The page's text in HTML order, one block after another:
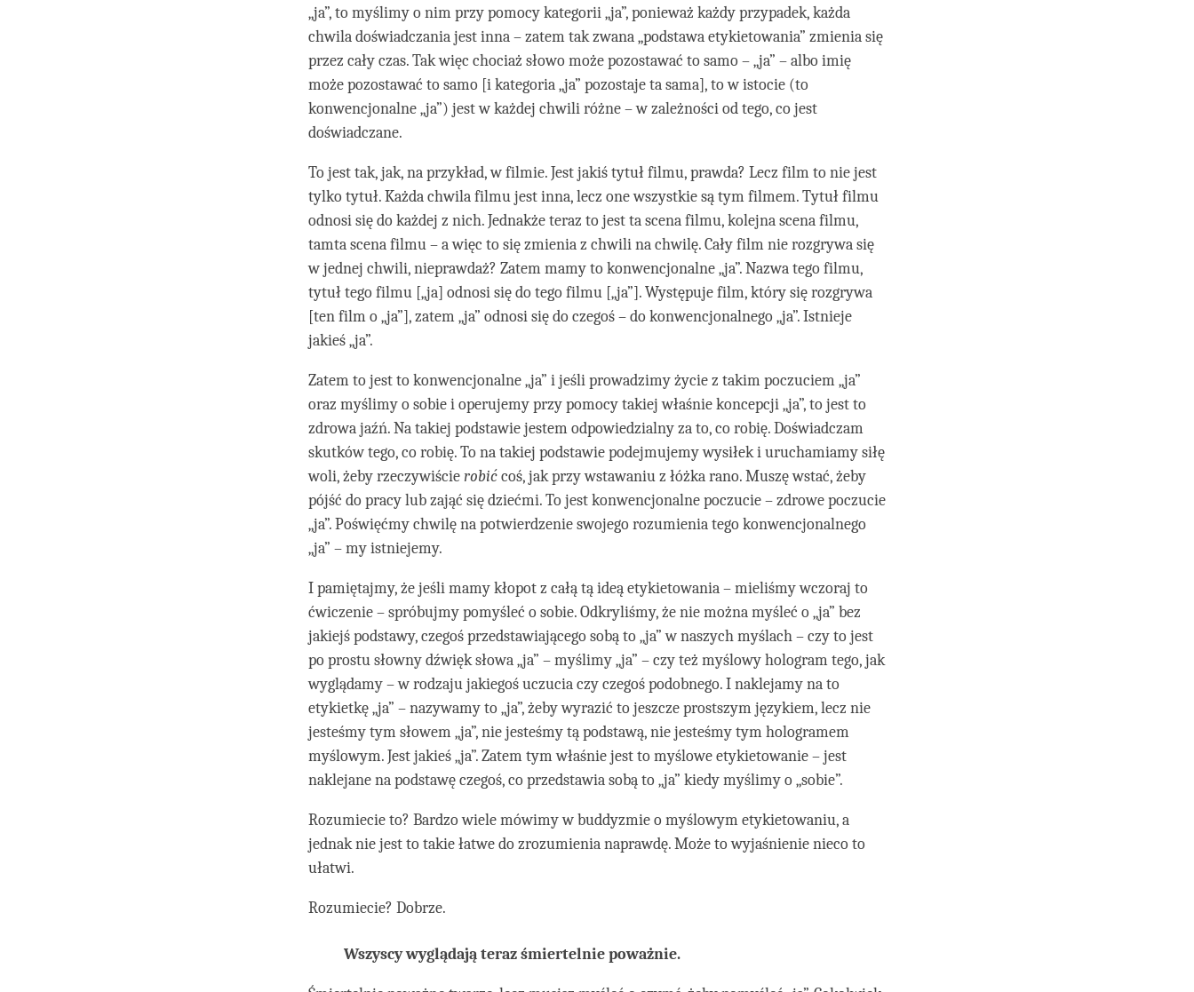
„ja”, to myślimy o nim przy pomocy kategorii „ja”, ponieważ każdy przypadek, każda
chwila doświadczania jest inna – zatem tak zwana „podstawa etykietowania” zmienia się
przez cały czas. Tak więc chociaż słowo może pozostawać to samo – „ja” – albo imię
może pozostawać to samo [i kategoria „ja” pozostaje ta sama], to w istocie (to
konwencjonalne „ja”) jest w każdej chwili różne – w zależności od tego, co jest
doświadczane.
To jest tak, jak, na przykład, w filmie. Jest jakiś tytuł filmu, prawda? Lecz film to nie jest
tylko tytuł. Każda chwila filmu jest inna, lecz one wszystkie są tym filmem. Tytuł filmu
odnosi się do każdej z nich. Jednakże teraz to jest ta scena filmu, kolejna scena filmu,
tamta scena filmu – a więc to się zmienia z chwili na chwilę. Cały film nie rozgrywa się
w jednej chwili, nieprawdaż? Zatem mamy to konwencjonalne „ja”. Nazwa tego filmu,
tytuł tego filmu [„ja] odnosi się do tego filmu [„ja”]. Występuje film, który się rozgrywa
[ten film o „ja”], zatem „ja” odnosi się do czegoś – do konwencjonalnego „ja”. Istnieje
jakieś „ja”.
Zatem to jest to konwencjonalne „ja” i jeśli prowadzimy życie z takim poczuciem „ja”
oraz myślimy o sobie i operujemy przy pomocy takiej właśnie koncepcji „ja”, to jest to
zdrowa jaźń. Na takiej podstawie jestem odpowiedzialny za to, co robię. Doświadczam
skutków tego, co robię. To na takiej podstawie podejmujemy wysiłek i uruchamiamy siłę
woli, żeby rzeczywiścierobićcoś, jak przy wstawaniu z łóżka rano. Muszę wstać, żeby
pójść do pracy lub zająć się dziećmi. To jest konwencjonalne poczucie – zdrowe poczucie
„ja”. Poświęćmy chwilę na potwierdzenie swojego rozumienia tego konwencjonalnego
„ja” – my istniejemy.
I pamiętajmy, że jeśli mamy kłopot z całą tą ideą etykietowania – mieliśmy wczoraj to
ćwiczenie – spróbujmy pomyśleć o sobie. Odkryliśmy, że nie można myśleć o „ja” bez
jakiejś podstawy, czegoś przedstawiającego sobą to „ja” w naszych myślach – czy to jest
po prostu słowny dźwięk słowa „ja” – myślimy „ja” – czy też myślowy hologram tego, jak
wyglądamy – w rodzaju jakiegoś uczucia czy czegoś podobnego. I naklejamy na to
etykietkę „ja” – nazywamy to „ja”, żeby wyrazić to jeszcze prostszym językiem, lecz nie
jesteśmy tym słowem „ja”, nie jesteśmy tą podstawą, nie jesteśmy tym hologramem
myślowym. Jest jakieś „ja”. Zatem tym właśnie jest to myślowe etykietowanie – jest
naklejane na podstawę czegoś, co przedstawia sobą to „ja” kiedy myślimy o „sobie”.
Rozumiecie to? Bardzo wiele mówimy w buddyzmie o myślowym etykietowaniu, a
jednak nie jest to takie łatwe do zrozumienia naprawdę. Może to wyjaśnienie nieco to
ułatwi.
Rozumiecie? Dobrze.
Wszyscy wyglądają teraz śmiertelnie poważnie.